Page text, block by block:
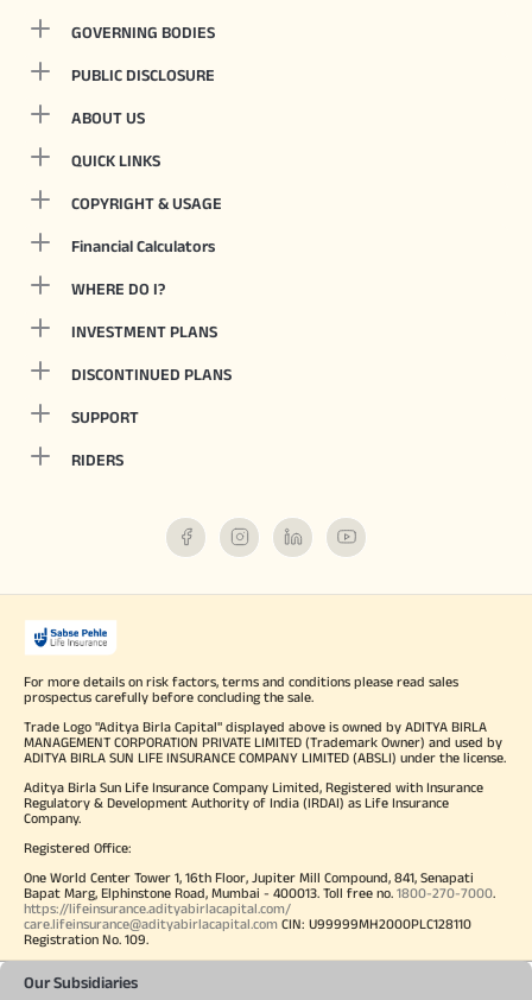
GOVERNING BODIES
PUBLIC DISCLOSURE
ABOUT US
QUICK LINKS
COPYRIGHT & USAGE
Financial Calculators
WHERE DO I?
INVESTMENT PLANS
DISCONTINUED PLANS
SUPPORT
RIDERS
For more details on risk factors, terms and conditions please read sales
prospectus carefully before concluding the sale.
Trade Logo "Aditya Birla Capital" displayed above is owned by ADITYA BIRLA
MANAGEMENT CORPORATION PRIVATE LIMITED (Trademark Owner) and used by
ADITYA BIRLA SUN LIFE INSURANCE COMPANY LIMITED (ABSLI) under the license.
Aditya Birla Sun Life Insurance Company Limited, Registered with Insurance
Regulatory & Development Authority of India (IRDAI) as Life Insurance
Company.
Registered Office:
One World Center Tower 1, 16th Floor, Jupiter Mill Compound, 841, Senapati
Bapat Marg, Elphinstone Road, Mumbai - 400013. Toll free no. 1800-270-7000
https://lifeinsurance.adityabirlacapital.com/
care.lifeinsurance@adityabirlacapital.com CIN: U99999MH2000PLC128110
Registration No. 109.
Our Subsidiaries